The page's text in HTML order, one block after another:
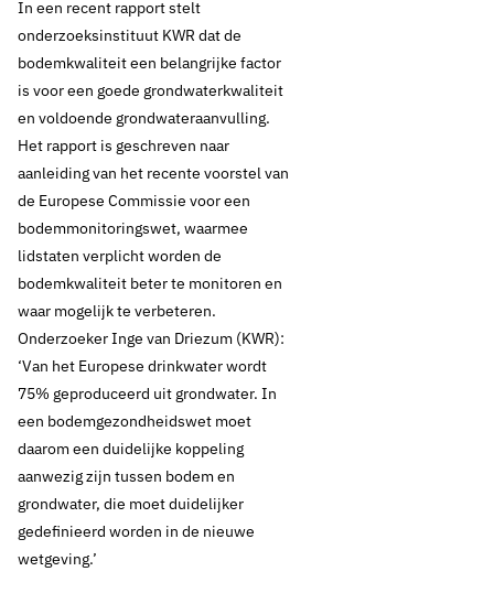
In een recent rapport stelt
onderzoeksinstituut KWR dat de
bodemkwaliteit een belangrijke factor
is voor een goede grondwaterkwaliteit
en voldoende grondwateraanvulling.
Het rapport is geschreven naar
aanleiding van het recente voorstel van
de Europese Commissie voor een
bodemmonitoringswet, waarmee
lidstaten verplicht worden de
bodemkwaliteit beter te monitoren en
waar mogelijk te verbeteren.
Onderzoeker Inge van Driezum (KWR):
‘Van het Europese drinkwater wordt
75% geproduceerd uit grondwater. In
een bodemgezondheidswet moet
daarom een duidelijke koppeling
aanwezig zijn tussen bodem en
grondwater, die moet duidelijker
gedefinieerd worden in de nieuwe
wetgeving.’